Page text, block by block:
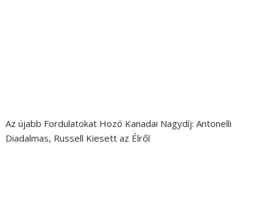
Az újabb Fordulatokat Hozó Kanadai Nagydíj: Antonelli
Diadalmas, Russell Kiesett az Élről